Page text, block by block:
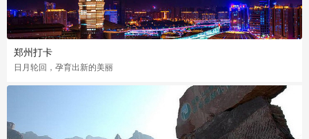
郑州打卡
日月轮回，孕育出新的美丽